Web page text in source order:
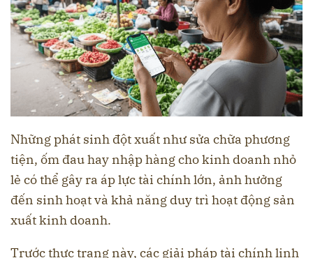
Những phát sinh đột xuất như sửa chữa phương
tiện, ốm đau hay nhập hàng cho kinh doanh nhỏ
lẻ có thể gây ra áp lực tài chính lớn, ảnh hưởng
đến sinh hoạt và khả năng duy trì hoạt động sản
xuất kinh doanh.
Trước thực trạng này, các giải pháp tài chính linh